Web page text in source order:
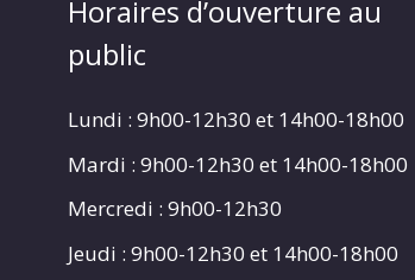
Horaires d’ouverture au
public
Lundi : 9h00-12h30 et 14h00-18h00
Mardi : 9h00-12h30 et 14h00-18h00
Mercredi : 9h00-12h30
Jeudi : 9h00-12h30 et 14h00-18h00